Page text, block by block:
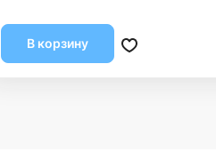
В корзину